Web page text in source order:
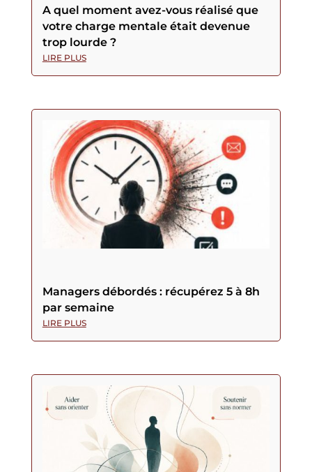
A quel moment avez-vous réalisé que
votre charge mentale était devenue
trop lourde ?
LIRE PLUS
Managers débordés : récupérez 5 à 8h
par semaine
LIRE PLUS